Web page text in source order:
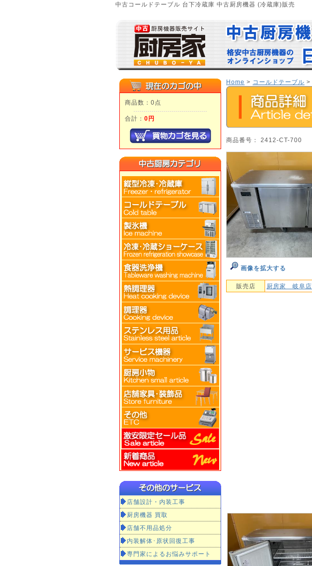
中古コールドテーブル 台下冷蔵庫 中古厨房機器 (冷蔵庫)販売
商品数：0点
合計： 0円
店舗設計・内装工事
厨房機器 買取
店舗不用品処分
内装解体･原状回復工事
専門家によるお悩みサポート
Home > コールドテーブル >
商品番号： 2412-CT-700
画像を拡大する
販売店 厨房家 岐阜店